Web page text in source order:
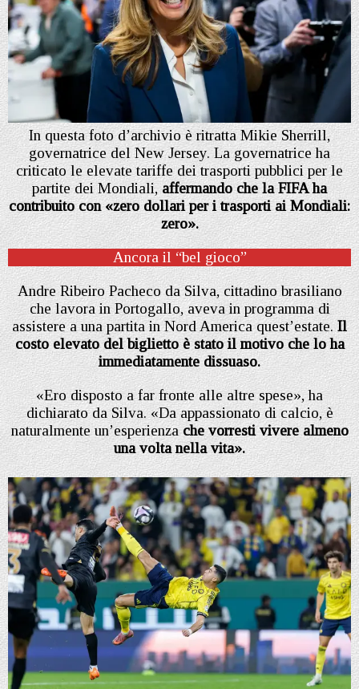
In questa foto d’archivio è ritratta Mikie Sherrill,
governatrice del New Jersey. La governatrice ha
criticato le elevate tariffe dei trasporti pubblici per le
partite dei Mondiali,affermando che la FIFA ha
contribuito con «zero dollari per i trasporti ai Mondiali:
zero».
Ancora il “bel gioco”
Andre Ribeiro Pacheco da Silva, cittadino brasiliano
che lavora in Portogallo, aveva in programma di
assistere a una partita in Nord America quest’estate.Il
costo elevato del biglietto è stato il motivo che lo ha
immediatamente dissuaso.
«Ero disposto a far fronte alle altre spese», ha
dichiarato da Silva. «Da appassionato di calcio, è
naturalmente un’esperienzache vorresti vivere almeno
una volta nella vita».